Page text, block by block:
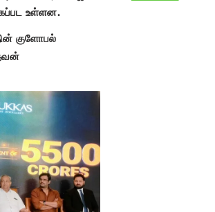
உள்ளன.
குளோபல்